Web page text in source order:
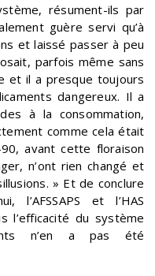
résument-ils par
guère servi qu’à
et laissé passer à peu
parfois même sans
et il a presque toujours
dangereux. Il a
à la consommation,
comme cela était
avant cette floraison
n’ont rien changé et
» Et de conclure
l’AFSSAPS et l’HAS
l’efficacité du système
n’en a pas été